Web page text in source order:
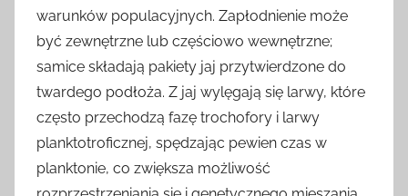
warunków populacyjnych. Zapłodnienie może
być zewnętrzne lub częściowo wewnętrzne;
samice składają pakiety jaj przytwierdzone do
twardego podłoża. Z jaj wylęgają się larwy, które
często przechodzą fazę trochofory i larwy
planktotroficznej, spędzając pewien czas w
planktonie, co zwiększa możliwość